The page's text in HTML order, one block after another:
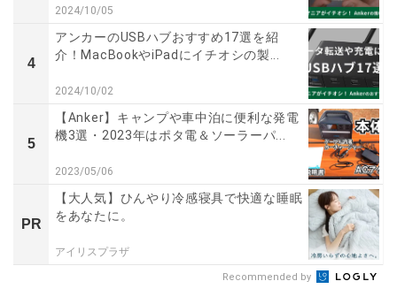
2024/10/05
4
アンカーのUSBハブおすすめ17選を紹
介！MacBookやiPadにイチオシの製...
2024/10/02
5
【Anker】キャンプや車中泊に便利な発電
機3選・2023年はポタ電＆ソーラーパ...
2023/05/06
PR
【大人気】ひんやり冷感寝具で快適な睡眠
をあなたに。
アイリスプラザ
Recommended by